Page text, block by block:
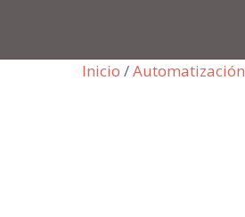
Inicio /Automatización